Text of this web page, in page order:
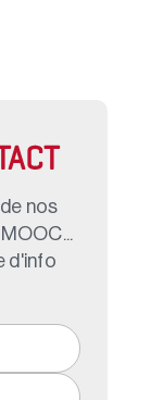
nos
d'info